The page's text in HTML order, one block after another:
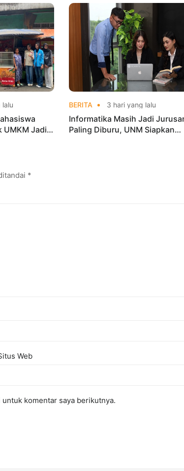
lalu
UMKM Jadi
BERITA 3 hari yang lalu
Informatika Masih Jadi
Paling Diburu, UNM Siapkan
*
Web
komentar saya berikutnya.